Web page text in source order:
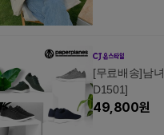
[무료배송]남
D1501]
49,800원